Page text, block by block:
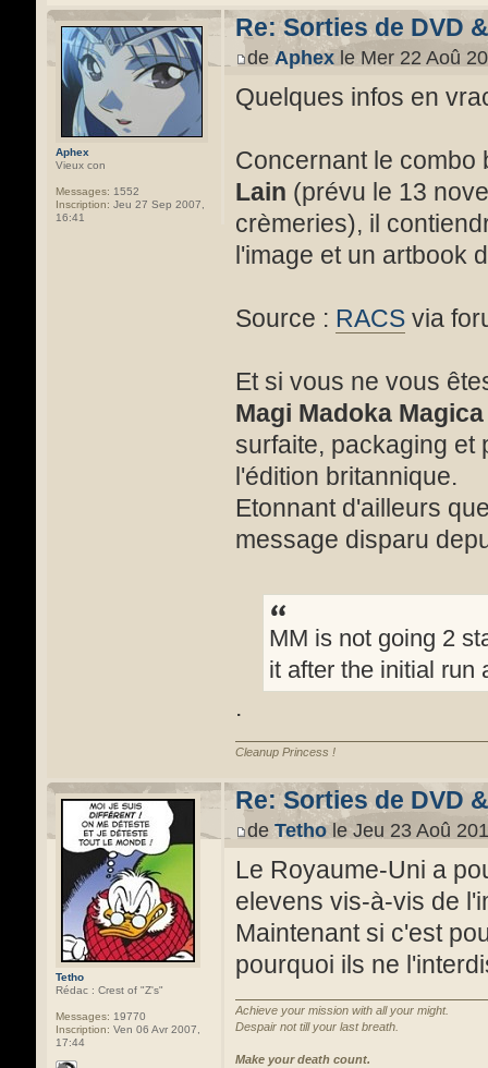
Aphex
Vieux con
Messages: 1552
Inscription: Jeu 27 Sep 2007,
16:41
Re: Sorties de DVD
de Aphex le Mer 22 Aoû
Quelques infos en
Concernant le
Lain (prévu le 13
crèmeries), il
l'image et un artbook
Source : RACS via
Et si vous ne vous
Magi Madoka Magica
surfaite, packaging
l'édition britannique.
Etonnant d'ailleurs
message disparu
MM is not going 2
it after the initial run
.
Cleanup Princess !
Tetho
Rédac : Crest of "Z's"
Messages: 19770
Inscription: Ven 06 Avr 2007,
17:44
Re: Sorties de DVD
de Tethole Jeu 23 Aoû
Le Royaume-Uni a
elevens vis-à-vis de
Maintenant si c'est
pourquoi ils ne
Achieve your mission with all your might.
Despair not till your last breath.
Make your death count.